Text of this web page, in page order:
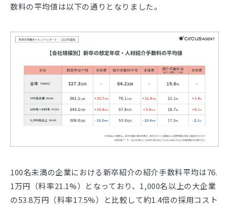
数料の平均値は以下の通りとなりました。
100名未満の企業における新卒紹介の紹介手数料平均は76.
1万円（料率21.1%）となっており、1,000名以上の大企業
の53.8万円（料率17.5%）と比較して約1.4倍の採用コスト